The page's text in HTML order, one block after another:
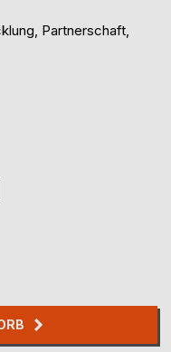
Partnerschaft,